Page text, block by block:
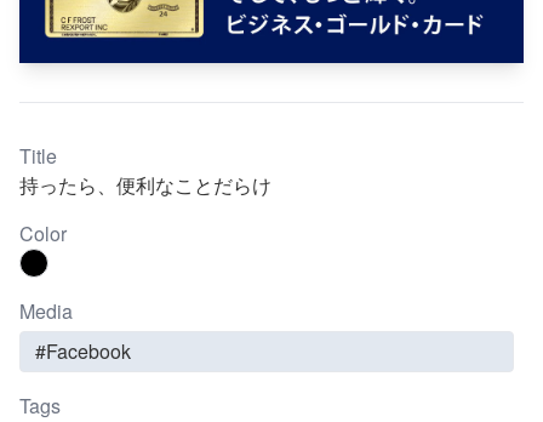
Title
持ったら、便利なことだらけ
Color
Media
#Facebook
Tags